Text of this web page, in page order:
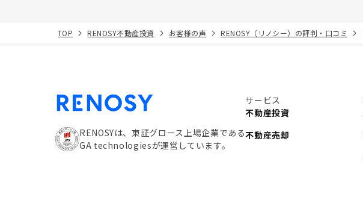
TOP RENOSY不動産投資 お客様の声 RENOSY（リノシー）の評判・口コミ
RENOSYは、東証グロース上場企業である
GA technologiesが運営しています。
サービス
不動産投資
不動産売却